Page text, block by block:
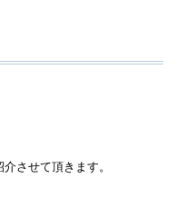
させて頂きます。